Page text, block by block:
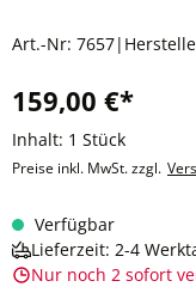
Art.-Nr: 7657|
159,00 €*
Inhalt: 1 Stück
Preise inkl. MwSt. zzgl.
Verfügbar
Lieferzeit: 2-4
Nur noch 2 sofort